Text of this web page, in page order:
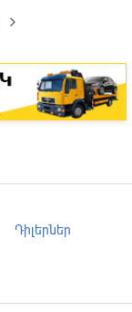
chevron_right
Դիլերներ